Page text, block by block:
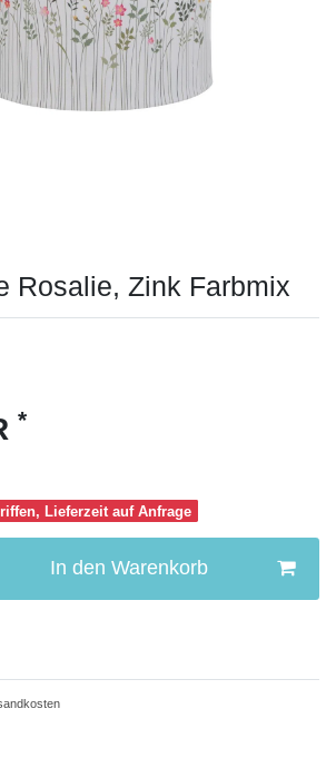
Rosalie, Zink Farbmix
*
Lieferzeit auf Anfrage
In den Warenkorb